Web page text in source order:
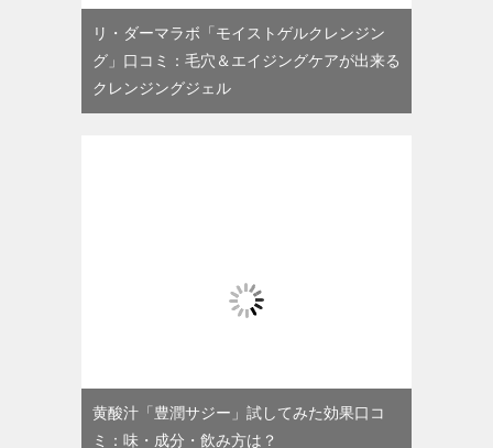
リ・ダーマラボ「モイストゲルクレンジン
グ」口コミ：毛穴＆エイジングケアが出来る
クレンジングジェル
黄酸汁「豊潤サジー」試してみた効果口コ
ミ：味・成分・飲み方は？